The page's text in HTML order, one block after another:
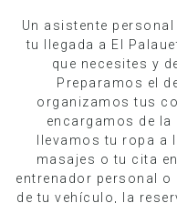
Un asistente
tu llegada a El
que necesites y
Preparamos el
organizamos tus
encargamos de la
llevamos tu ropa
masajes o tu cita
entrenador personal
de tu vehículo, la